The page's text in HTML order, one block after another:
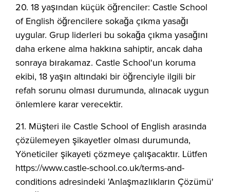
20. 18 yaşından küçük öğrenciler: Castle School
of English öğrencilere sokağa çıkma yasağı
uygular. Grup liderleri bu sokağa çıkma yasağını
daha erkene alma hakkına sahiptir, ancak daha
sonraya bırakamaz. Castle School'un koruma
ekibi, 18 yaşın altındaki bir öğrenciyle ilgili bir
refah sorunu olması durumunda, alınacak uygun
önlemlere karar verecektir.
21. Müşteri ile Castle School of English arasında
çözülemeyen şikayetler olması durumunda,
Yöneticiler şikayeti çözmeye çalışacaktır. Lütfen
https://www.castle-school.co.uk/terms-and-
conditions adresindeki 'Anlaşmazlıkların Çözümü'